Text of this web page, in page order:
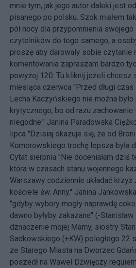
mnie tym, jak jego autor daleki jest
pisanego po polsku. Szok miałem
pół nocy dla przypomnienia swojego
czytelników do tego samego, a
proszę aby darowały sobie czytanie
komentowania zapraszam bardzo
powyżej 120. Tu kliknij jeżeli chcesz
miesiąca czerwca "Przed długi
Lecha Kaczyńskiego nie można
krytycznego, bo od razu zachowanie
niegodne." Janina Paradowska
lipca "Dzisiaj okazuje się, że od
Komorowskiego trochę lepsza była
Cytat sierpnia "Nie doceniałam dziś
która w czasach stanu wojennego
Warszawy codziennie układać
kościele św. Anny." Janina
"gdyby wybory mogły naprawdę
dawno byłyby zakazane" (-
dznaczenie mojej Mamy, siostry
Sadkowskiego (+KW) poległego 22
ze Starego Miasta na Dworzec
poszedł na Wawel Dźwięczy